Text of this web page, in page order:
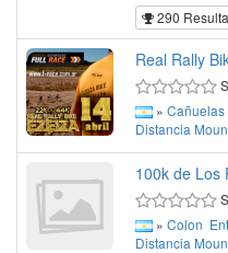
290
Real Rally
» Cañuelas
Distancia
100k de Los
» Colon
Distancia